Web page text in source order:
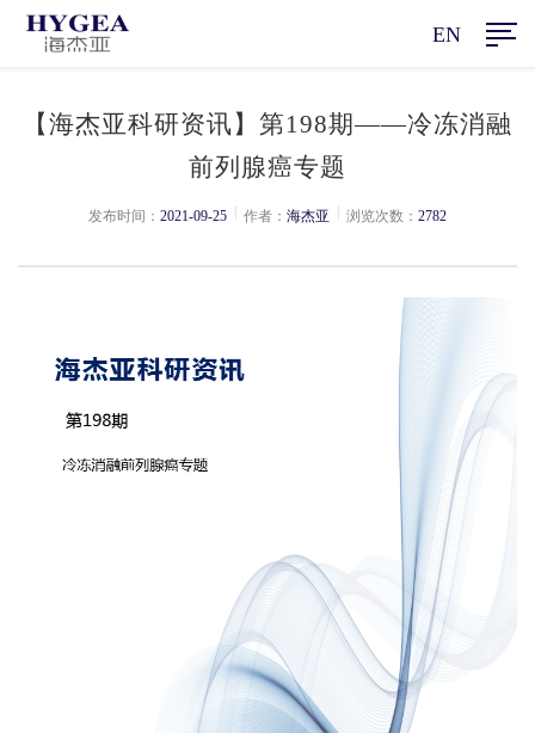
EN
【海杰亚科研资讯】第198期——冷冻消融
前列腺癌专题
发布时间： 2021-09-25 作者： 海杰亚 浏览次数： 2782